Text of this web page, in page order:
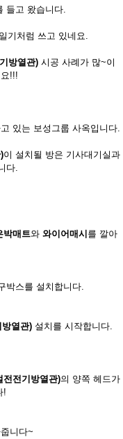
들고 왔습니다.
기처럼 쓰고 있네요.
방열관) 시공 사례가 많~이
!!!
있는 보성그룹 사옥입니다.
이 설치될 방은 기사대기실과
다.
박매트와 와이어매시 를 깔아
박스를 설치합니다.
열관) 설치를 시작합니다.
전전기방열관)의 양쪽 헤드가
!
니다~